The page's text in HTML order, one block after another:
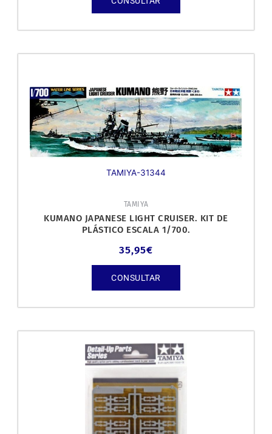
TAMIYA-31344
TAMIYA
KUMANO JAPANESE LIGHT CRUISER. KIT DE
PLÁSTICO ESCALA 1/700.
35,95€
CONSULTAR